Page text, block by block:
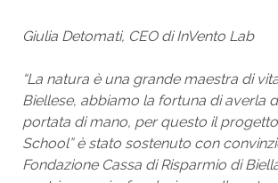
Giulia Detomati, CEO di InVento Lab
“La natura è una grande maestra di
Biellese, abbiamo la fortuna di averla
portata di mano, per questo il progetto
School” è stato sostenuto con
Fondazione Cassa di Risparmio di